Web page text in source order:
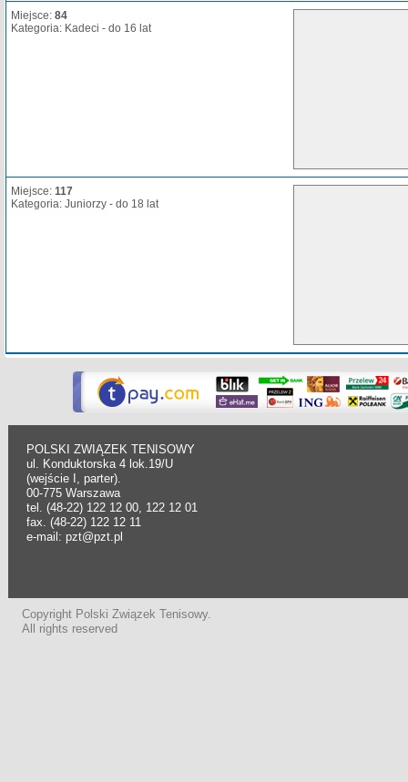
Miejsce: 84
Kategoria: Kadeci - do 16 lat
Miejsce: 117
Kategoria: Juniorzy - do 18 lat
POLSKI ZWIĄZEK TENISOWY
ul. Konduktorska 4 lok.19/U
(wejście I, parter).
00-775 Warszawa
tel. (48-22) 122 12 00, 122 12 01
fax. (48-22) 122 12 11
e-mail: pzt@pzt.pl
Copyright Polski Związek Tenisowy.
All rights reserved